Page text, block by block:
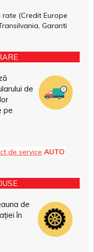
(Credit Europe
Garanti
de
pe
de service AUTO
de
în